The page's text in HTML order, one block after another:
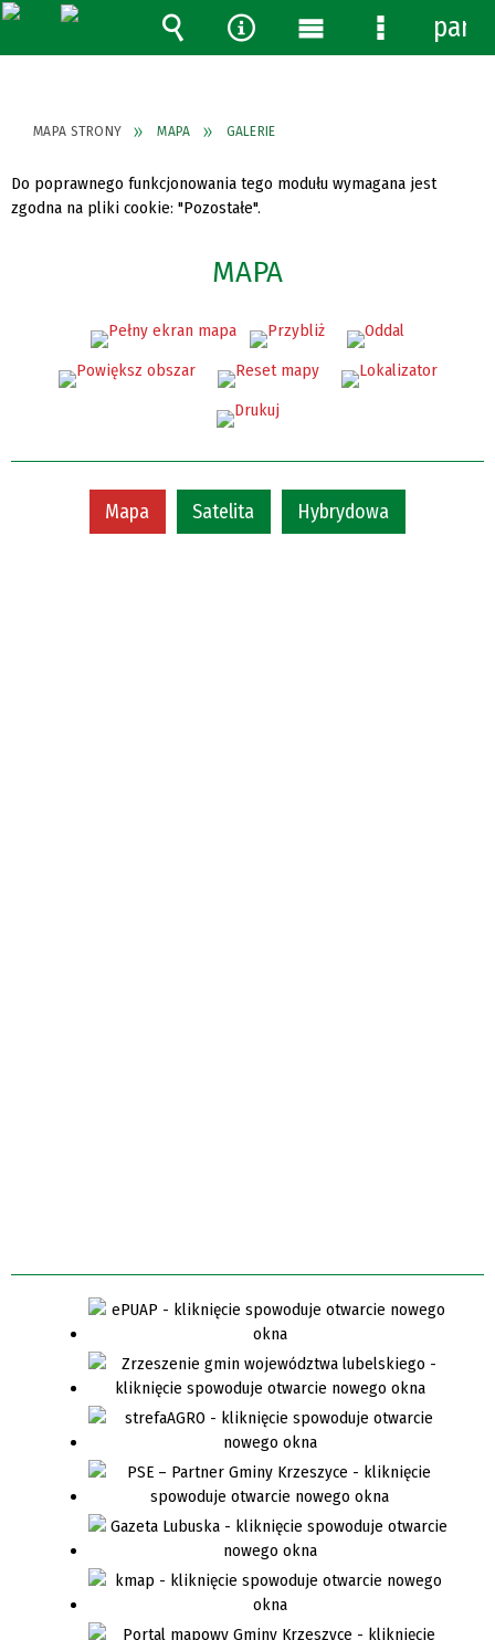
MAPA STRONY MAPA GALERIE
Do poprawnego funkcjonowania tego modułu wymagana jest
zgodna na pliki cookie: "Pozostałe".
MAPA
Mapa Satelita Hybrydowa
Wyszukiwarka
Narzędzia
Menu Menu
panel